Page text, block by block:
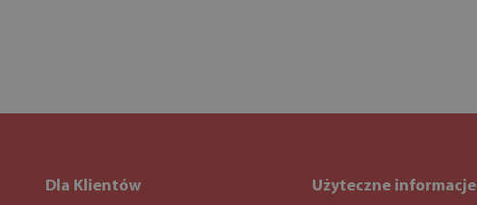
Dla Klientów Użyteczne informacje